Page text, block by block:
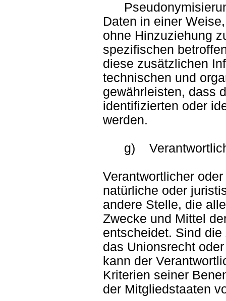
Daten in einer
ohne Hinzuziehung
spezifischen
diese zusätzlichen
technischen und
gewährleisten, dass
identifizierten oder
werden.
g)
Verantwortlicher
natürliche oder
andere Stelle, die
Zwecke und Mittel
entscheidet. Sind
das Unionsrecht
kann der
Kriterien seiner
der Mitgliedstaaten